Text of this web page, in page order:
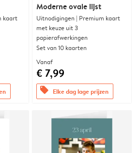
kaart
Moderne ovale lijst
Uitnodigingen | Premium kaart
met keuze uit 3
papierafwerkingen
Set van 10 kaarten
Vanaf
€ 7,99
offers Elke dag lage prijzen